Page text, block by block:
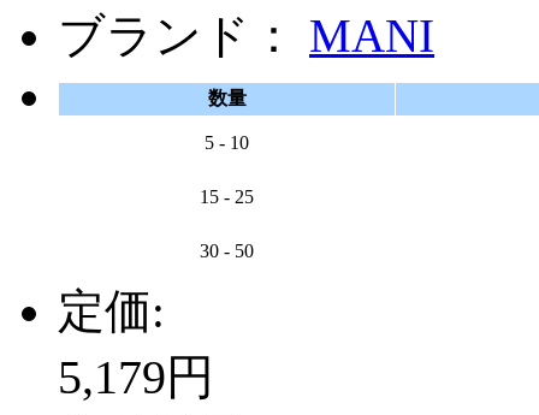
ブランド： MANI
数量
5 - 10
15 - 25
30 - 50
定価:
5,179円